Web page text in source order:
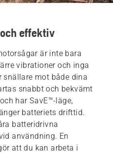
effektiv
är inte bara
vibrationer och inga
snällare mot både dina
snabbt och bekvämt
har SavE™-läge,
batteriets drifttid.
batteridrivna
användning. En
att du kan arbeta i